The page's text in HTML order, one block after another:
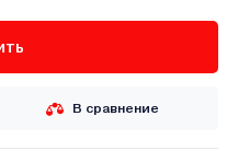
В сравнение